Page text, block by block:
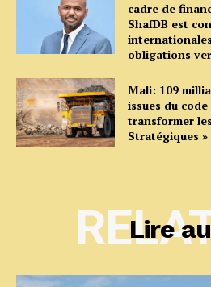
cadre de
ShafDB est
obligations
Mali: 109
issues du
transformer
Stratégiques »
Lire